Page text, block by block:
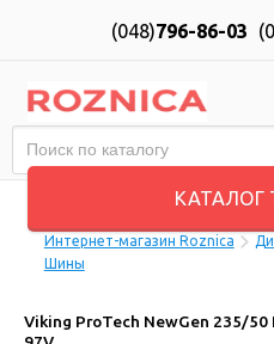
(048)796-86-03
КАТАЛОГ
Интернет-магазин Roznica
Шины
Viking ProTech NewGen 235/50